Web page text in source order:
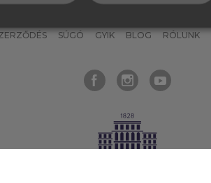
SÚGÓ GYIK BLOG RÓLUNK